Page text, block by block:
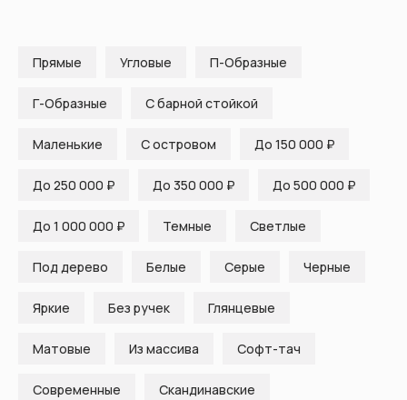
Прямые Угловые П-Образные
Г-Образные С барной стойкой
Маленькие С островом До 150 000 ₽
До 250 000 ₽ До 350 000 ₽ До 500 000 ₽
До 1 000 000 ₽ Темные Светлые
Под дерево Белые Серые Черные
Яркие Без ручек Глянцевые
Матовые Из массива Софт-тач
Современные Скандинавские